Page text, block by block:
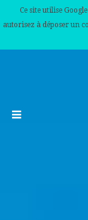
Ce site utilise
autorisez à déposer un